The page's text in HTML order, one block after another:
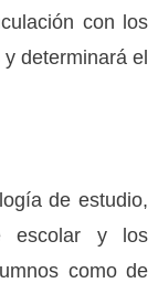
con los
determinará el
de estudio,
escolar y los
como de